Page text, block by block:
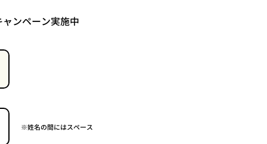
ンペーン実施中
※姓名の間にはスペース